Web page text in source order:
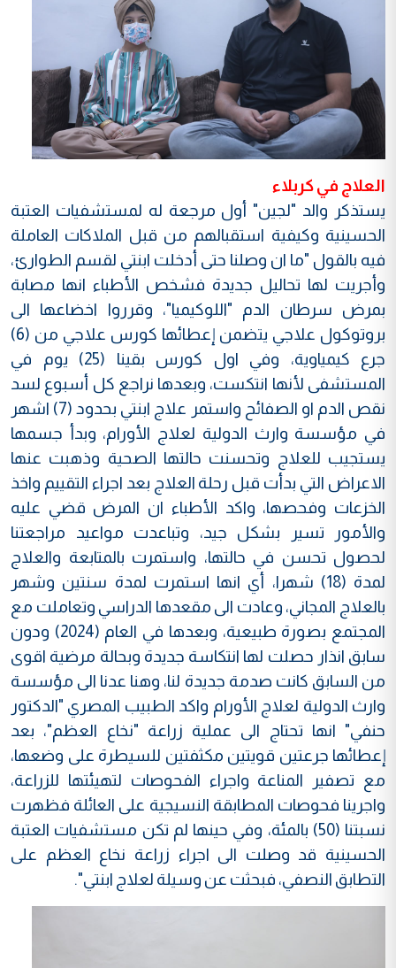
العلاج في كربلاء
يستذكر والد "لجين" أول مرجعة له لمستشفيات العتبة
الحسينية وكيفية استقبالهم من قبل الملاكات العاملة
فيه بالقول "ما ان وصلنا حتى أدخلت ابنتي لقسم الطوارئ،
وأجريت لها تحاليل جديدة فشخص الأطباء انها مصابة
بمرض سرطان الدم "اللوكيميا"، وقرروا اخضاعها الى
بروتوكول علاجي يتضمن إعطائها كورس علاجي من (6)
جرع كيمياوية، وفي اول كورس بقينا (25) يوم في
المستشفى لأنها انتكست، وبعدها نراجع كل أسبوع لسد
نقص الدم او الصفائح واستمر علاج ابنتي بحدود (7) اشهر
في مؤسسة وارث الدولية لعلاج الأورام، وبدأ جسمها
يستجيب للعلاج وتحسنت حالتها الصحية وذهبت عنها
الاعراض التي بدأت قبل رحلة العلاج بعد اجراء التقييم واخذ
الخزعات وفحصها، واكد الأطباء ان المرض قضي عليه
والأمور تسير بشكل جيد، وتباعدت مواعيد مراجعتنا
لحصول تحسن في حالتها، واستمرت بالمتابعة والعلاج
لمدة (18) شهرا، أي انها استمرت لمدة سنتين وشهر
بالعلاج المجاني، وعادت الى مقعدها الدراسي وتعاملت مع
المجتمع بصورة طبيعية، وبعدها في العام (2024) ودون
سابق انذار حصلت لها انتكاسة جديدة وبحالة مرضية اقوى
من السابق كانت صدمة جديدة لنا، وهنا عدنا الى مؤسسة
وارث الدولية لعلاج الأورام واكد الطبيب المصري "الدكتور
حنفي" انها تحتاج الى عملية زراعة "نخاع العظم"، بعد
إعطائها جرعتين قويتين مكثفتين للسيطرة على وضعها،
مع تصفير المناعة واجراء الفحوصات لتهيئتها للزراعة،
واجرينا فحوصات المطابقة النسيجية على العائلة فظهرت
نسبتنا (50) بالمئة، وفي حينها لم تكن مستشفيات العتبة
الحسينية قد وصلت الى اجراء زراعة نخاع العظم على
التطابق النصفي، فبحثت عن وسيلة لعلاج ابنتي".